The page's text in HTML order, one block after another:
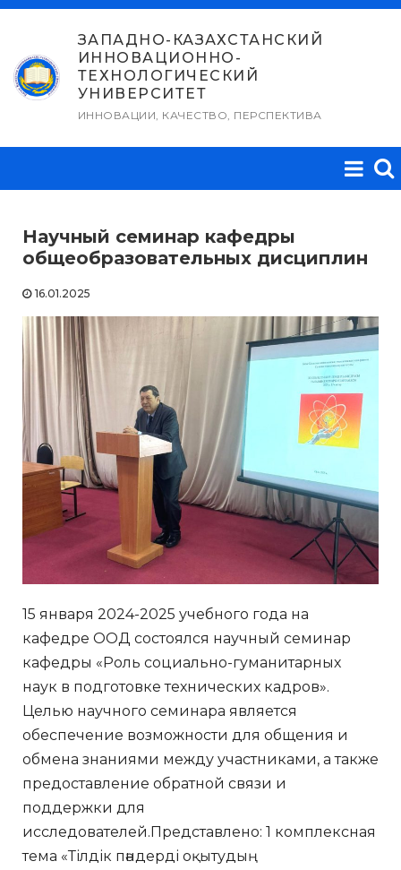
Перейти
содержимому
ЗАПАДНО-КАЗАХСТАНСКИЙ
ИННОВАЦИОННО-
ТЕХНОЛОГИЧЕСКИЙ
УНИВЕРСИТЕТ
ИННОВАЦИИ, КАЧЕСТВО, ПЕРСПЕКТИВА
Научный семинар кафедры
общеобразовательных дисциплин
16.01.2025
15 января 2024-2025 учебного года на
кафедре ООД состоялся научный семинар
кафедры «Роль социально-гуманитарных
наук в подготовке технических кадров».
Целью научного семинара является
обеспечение возможности для общения и
обмена знаниями между участниками, а также
предоставление обратной связи и
поддержки для
исследователей.Представлено: 1 комплексная
тема «Тілдік пәндерді оқытудың